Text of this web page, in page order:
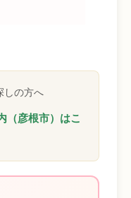
しの方へ
（彦根市）はこ